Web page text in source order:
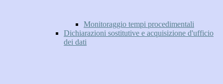
Monitoraggio tempi procedimentali
Dichiarazioni sostitutive e acquisizione d'ufficio
dei dati